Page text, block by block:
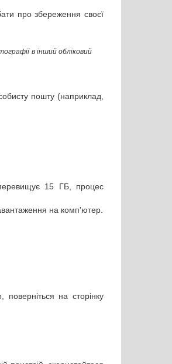
про збереження своєї
в інший обліковий
пошту (наприклад,
15 ГБ, процес
на комп'ютер.
на сторінку